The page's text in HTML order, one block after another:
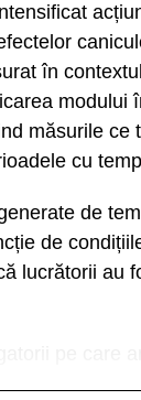
în
modului
măsurile ce
cu
de
de
lucrătorii au